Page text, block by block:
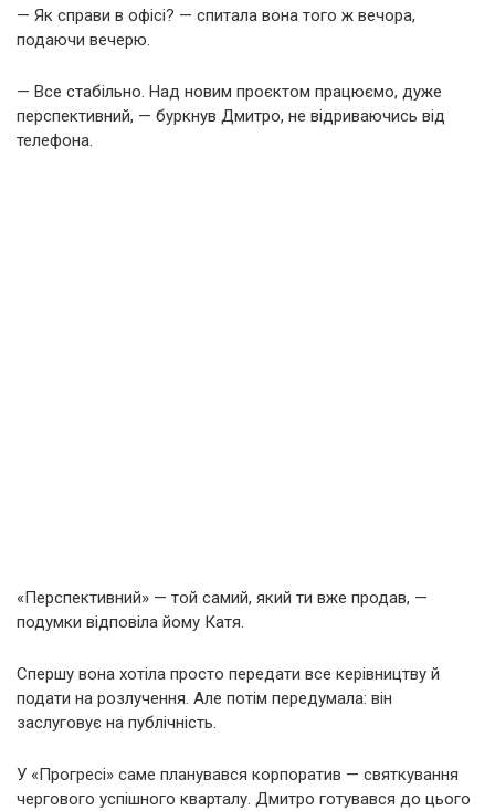
— Як справи в офісі? — спитала вона того ж вечора,
подаючи вечерю.
— Все стабільно. Над новим проєктом працюємо, дуже
перспективний, — буркнув Дмитро, не відриваючись від
телефона.
«Перспективний» — той самий, який ти вже продав, —
подумки відповіла йому Катя.
Спершу вона хотіла просто передати все керівництву й
подати на розлучення. Але потім передумала: він
заслуговує на публічність.
У «Прогресі» саме планувався корпоратив — святкування
чергового успішного кварталу. Дмитро готувався до цього